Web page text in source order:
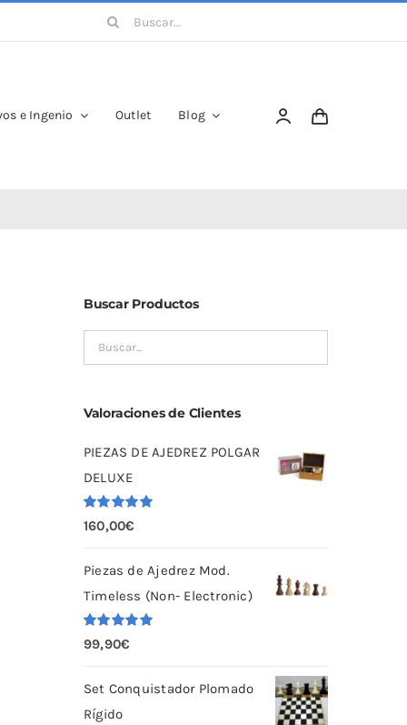
Buscar:
e Ingenio Outlet Blog
Buscar Productos
Valoraciones de Clientes
PIEZAS DE AJEDREZ POLGAR
DELUXE
Valorado
con 5.00
160,00€
Piezas de Ajedrez Mod.
Timeless (Non- Electronic)
Valorado
con 5.00
99,90€
Set Conquistador Plomado
Rígido